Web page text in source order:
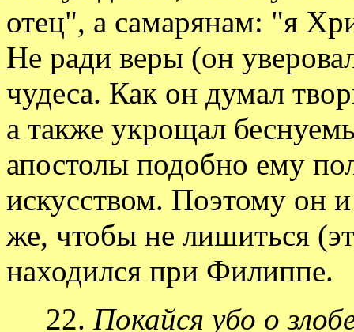
отец", а самарянам: "я
Не ради веры (он
чудеса. Как он думал
а также укрощал
апостолы подобно ему
искусством. Поэтому он
же, чтобы не лишиться
находился при Филиппе.
22. Покайся убо о